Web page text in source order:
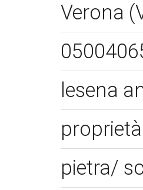
Verona
lesena
pietra/